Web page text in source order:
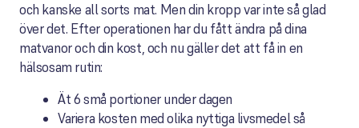
och kanske all sorts mat. Men din kropp var inte så glad
över det. Efter operationen har du fått ändra på dina
matvanor och din kost, och nu gäller det att få in en
hälsosam rutin:
Ät 6 små portioner under dagen
Variera kosten med olika nyttiga livsmedel så